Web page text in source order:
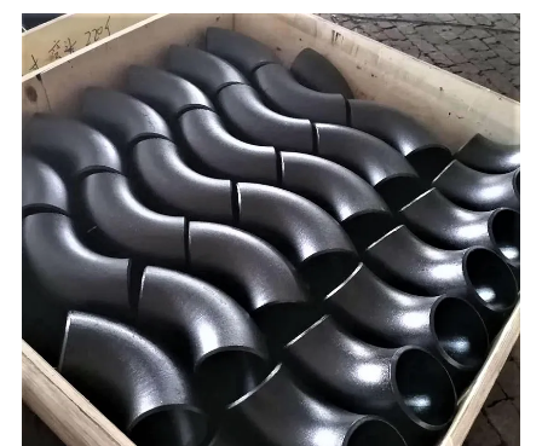
exclusivamente a partir de carbono El acero, el acero
inoxidable, y el acero de aleación, estas camisetas
entregan adaptado Funcionamiento: las variantes del
acero de carbono ofrecen la fuerza rentable para
industrial El uso, acero inoxidable proporciona la
resistencia a la corrosión superior para la sustancia
química y Aplicaciones de calidad alimentaria, y el
acero de aleación sobresale en Escenarios de alta
presión/alta temperatura. Con mecanizado de precisión
a prueba de fugas, Compatibilidad con conexiones
soldadas/roscadas/zócalo-soldadura, y flujo suave
Distribución, son críticos para el aceite y el gas, agua
municipal, HVAC, Procesamiento químico y sistemas de
generación de energía en todo el mundo.